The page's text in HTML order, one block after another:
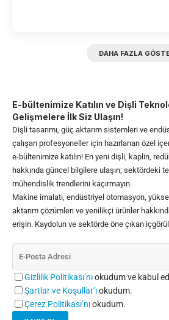
DAHA FAZLA
E-bültenimize Katılın ve Dişli
Gelişmelere İlk Siz Ulaşın!
Dişli tasarımı, güç aktarım sistemleri ve
çalışan profesyoneller için hazırlanan özel
e-bültenimize katılın! En yeni dişli, kaplin,
hakkında güncel bilgilere ulaşın; sektördeki
mühendislik trendlerini kaçırmayın.
Makine imalatı, endüstriyel otomasyon,
aktarım çözümleri ve yenilikçi ürünler
erişin. Kaydolun ve sektörde öne çıkan
Gizlilik Politikası’nıokudum ve kabul
Şartlar ve Koşullar’ıokudum.
Çerez Politikası’nıokudum.